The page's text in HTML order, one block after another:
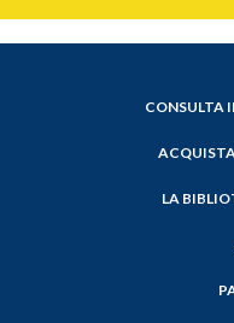
CONSULTA
LA